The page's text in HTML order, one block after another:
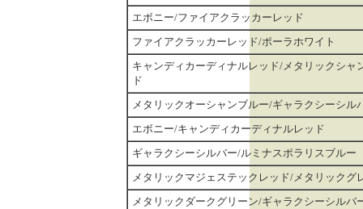
エボニー/ファイアクラッカーレッド
ファイアクラッカーレッド/ポーラホワイト
キャンディカーディナルレッド/メタリックシャ
ド
メタリックオーシャンブルー/ギャラクシーシル
エボニー/キャンディカーディナルレッド
ギャラクシーシルバー/ルミナスポラリスブルー
メタリックマジェステックレッド/メタリックグ
メタリックダークグリーン/ギャラクシーシルバ